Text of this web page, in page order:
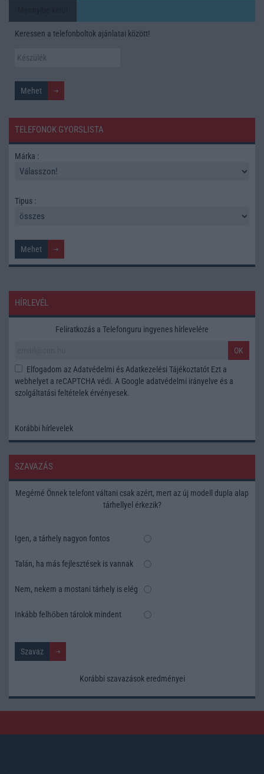
Keressen a telefonboltok ajánlatai között!
TELEFONOK GYORSLISTA
Márka :
Tipus :
HÍRLEVÉL
Feliratkozás a Telefonguru ingyenes hírlevelére
OK
Elfogadom az Adatvédelmi és Adatkezelési Tájékoztatót Ezt a
webhelyet a reCAPTCHA védi. A Google adatvédelmi irányelve és a
szolgáltatási feltételek érvényesek.
Korábbi hírlevelek
SZAVAZÁS
Megérné Önnek telefont váltani csak azért, mert az új modell dupla alap
tárhellyel érkezik?
Igen, a tárhely nagyon fontos
Talán, ha más fejlesztések is vannak
Nem, nekem a mostani tárhely is elég
Inkább felhőben tárolok mindent
Korábbi szavazások eredményei